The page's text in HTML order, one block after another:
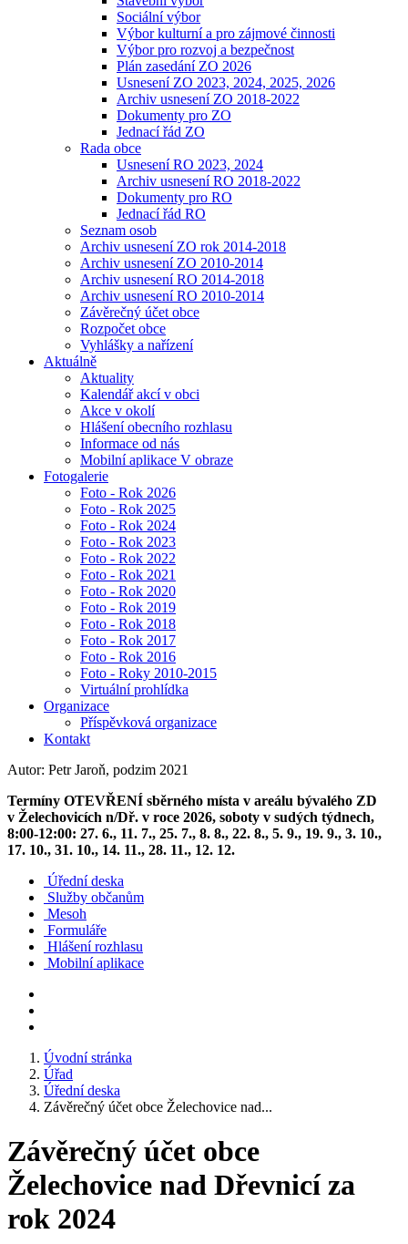
Sociální výbor
Výbor kulturní a pro zájmové činnosti
Výbor pro rozvoj a bezpečnost
Plán zasedání ZO 2026
Usnesení ZO 2023, 2024, 2025, 2026
Archiv usnesení ZO 2018-2022
Dokumenty pro ZO
Jednací řád ZO
Rada obce
Usnesení RO 2023, 2024
Archiv usnesení RO 2018-2022
Dokumenty pro RO
Jednací řád RO
Seznam osob
Archiv usnesení ZO rok 2014-2018
Archiv usnesení ZO 2010-2014
Archiv usnesení RO 2014-2018
Archiv usnesení RO 2010-2014
Závěrečný účet obce
Rozpočet obce
Vyhlášky a nařízení
Aktuálně
Aktuality
Kalendář akcí v obci
Akce v okolí
Hlášení obecního rozhlasu
Informace od nás
Mobilní aplikace V obraze
Fotogalerie
Foto - Rok 2026
Foto - Rok 2025
Foto - Rok 2024
Foto - Rok 2023
Foto - Rok 2022
Foto - Rok 2021
Foto - Rok 2020
Foto - Rok 2019
Foto - Rok 2018
Foto - Rok 2017
Foto - Rok 2016
Foto - Roky 2010-2015
Virtuální prohlídka
Organizace
Příspěvková organizace
Kontakt
Autor: Petr Jaroň, podzim 2021
Termíny OTEVŘENÍ sběrného místa v areálu bývalého ZD
v Želechovicích n/Dř. v roce 2026, soboty v sudých týdnech,
8:00-12:00: 27. 6., 11. 7., 25. 7., 8. 8., 22. 8., 5. 9., 19. 9., 3. 10.,
17. 10., 31. 10., 14. 11., 28. 11., 12. 12.
Úřední deska
Služby občanům
Mesoh
Formuláře
Hlášení rozhlasu
Mobilní aplikace
Úvodní stránka
Úřad
Úřední deska
Závěrečný účet obce Želechovice nad...
Závěrečný účet obce
Želechovice nad Dřevnicí za
rok 2024